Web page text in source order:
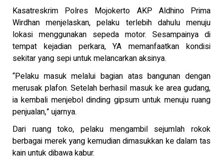
Kasatreskrim Polres Mojokerto AKP Aldhino Prima
Wirdhan menjelaskan, pelaku terlebih dahulu menuju
lokasi menggunakan sepeda motor. Sesampainya di
tempat kejadian perkara, YA memanfaatkan kondisi
sekitar yang sepi untuk melancarkan aksinya.
“Pelaku masuk melalui bagian atas bangunan dengan
merusak plafon. Setelah berhasil masuk ke area gudang,
ia kembali menjebol dinding gipsum untuk menuju ruang
penjualan,” ujarnya.
Dari ruang toko, pelaku mengambil sejumlah rokok
berbagai merek yang kemudian dimasukkan ke dalam tas
kain untuk dibawa kabur.